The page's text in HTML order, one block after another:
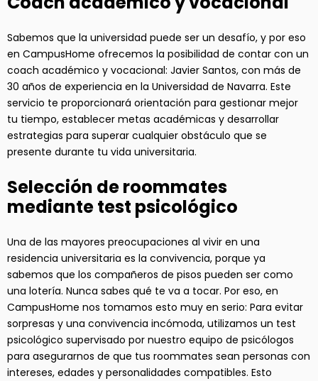
Sabemos que la universidad puede ser un desafío, y por eso
en CampusHome ofrecemos la posibilidad de contar con un
coach académico y vocacional: Javier Santos, con más de
30 años de experiencia en la Universidad de Navarra. Este
servicio te proporcionará orientación para gestionar mejor
tu tiempo, establecer metas académicas y desarrollar
estrategias para superar cualquier obstáculo que se
presente durante tu vida universitaria.
Selección de roommates
mediante test psicológico
Una de las mayores preocupaciones al vivir en una
residencia universitaria es la convivencia, porque ya
sabemos que los compañeros de pisos pueden ser como
una lotería. Nunca sabes qué te va a tocar. Por eso, en
CampusHome nos tomamos esto muy en serio: Para evitar
sorpresas y una convivencia incómoda, utilizamos un test
psicológico supervisado por nuestro equipo de psicólogos
para asegurarnos de que tus roommates sean personas con
intereses, edades y personalidades compatibles. Esto